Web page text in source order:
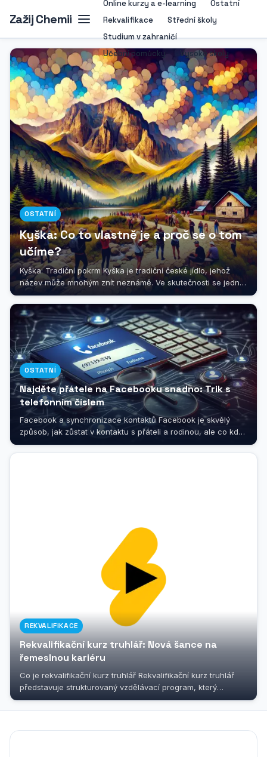
Zažij Chemii
Online kurzy a e-learning
Ostatní
Rekvalifikace
Střední školy
Studium v zahraničí
Učební pomůcky
Vysoké školy
OSTATNÍ
Kyška: Co to vlastně je a proč se o tom
učíme?
Kyška: Tradiční pokrm Kyška je tradiční české jídlo, jehož
název může mnohým znít neznámě. Ve skutečnosti se jedná
o pokrm z...
OSTATNÍ
Najděte přátele na Facebooku snadno: Trik s
telefonním číslem
Facebook a synchronizace kontaktů Facebook je skvělý
způsob, jak zůstat v kontaktu s přáteli a rodinou, ale co když
se snažíte najít...
REKVALIFIKACE
Rekvalifikační kurz truhlář: Nová šance na
řemeslnou kariéru
Co je rekvalifikační kurz truhlář Rekvalifikační kurz truhlář
představuje strukturovaný vzdělávací program, který
umožňuje získat...